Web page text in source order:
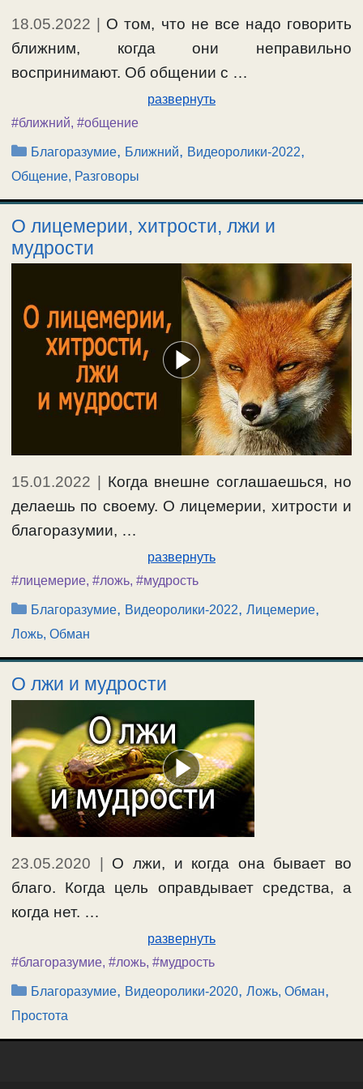
18.05.2022 | О том, что не все надо говорить
ближним, когда они неправильно
воспринимают. Об общении с …
развернуть
#ближний, #общение
Рубрики
Благоразумие, Ближний, Видеоролики-2022,
Общение, Разговоры
О лицемерии, хитрости, лжи и
мудрости
15.01.2022
Когда внешне соглашаешься, но
делаешь по своему. О лицемерии, хитрости и
благоразумии, …
развернуть
#лицемерие, #ложь, #мудрость
Рубрики
Благоразумие, Видеоролики-2022,Лицемерие,
Ложь, Обман
О лжи и мудрости
23.05.2020
О лжи, и когда она бывает во
благо. Когда цель оправдывает средства, а
когда нет. …
развернуть
#благоразумие, #ложь, #мудрость
Рубрики
Благоразумие, Видеоролики-2020,Ложь, Обман,
Простота